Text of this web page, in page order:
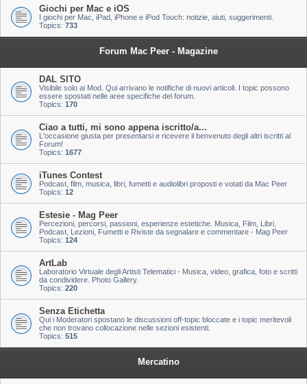
Giochi per Mac e iOS
I giochi per Mac, iPad, iPhone e iPod Touch: notizie, aiuti, suggerimenti.
Topics: 733
Forum Mac Peer - Magazine
DAL SITO
Visibile solo ai Mod. Qui arrivano le notifiche di nuovi articoli. I topic possono
essere spostati nelle aree specifiche del forum.
Topics: 170
Ciao a tutti, mi sono appena iscritto/a...
L'occasione giusta per presentarsi e ricevere il benvenuto degli altri iscritti al
Forum!
Topics: 1677
iTunes Contest
Podcast, film, musica, libri, fumetti e audiolibri proposti e votati da Mac Peer
Topics: 12
Estesie - Mag Peer
Percezioni, percorsi, passioni, esperienze estetiche. Musica, Film, Libri,
Podcast, Lezioni, Fumetti e Riviste da segnalare e commentare - Mag Peer
Topics: 124
ArtLab
Laboratorio Virtuale degli Artisti Telematici - Musica, video, grafica, foto e scritti
da condividere. Photo Gallery.
Topics: 220
Senza Etichetta
Qui i Moderatori spostano le discussioni off-topic bloccate e i topic meritevoli
che non trovano collocazione nelle sezioni esistenti.
Topics: 515
Mercatino